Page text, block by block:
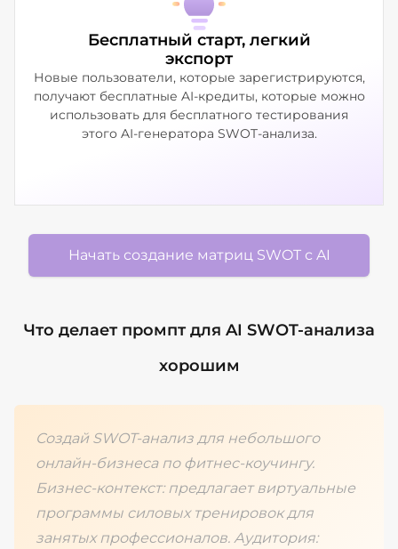
Бесплатный старт, легкий
экспорт
Новые пользователи, которые зарегистрируются,
получают бесплатные AI-кредиты, которые можно
использовать для бесплатного тестирования
этого AI-генератора SWOT-анализа.
Начать создание матриц SWOT с AI
Что делает промпт для AI SWOT-анализа
хорошим
Создай SWOT-анализ для небольшого
онлайн-бизнеса по фитнес-коучингу.
Бизнес-контекст: предлагает виртуальные
программы силовых тренировок для
занятых профессионалов. Аудитория: